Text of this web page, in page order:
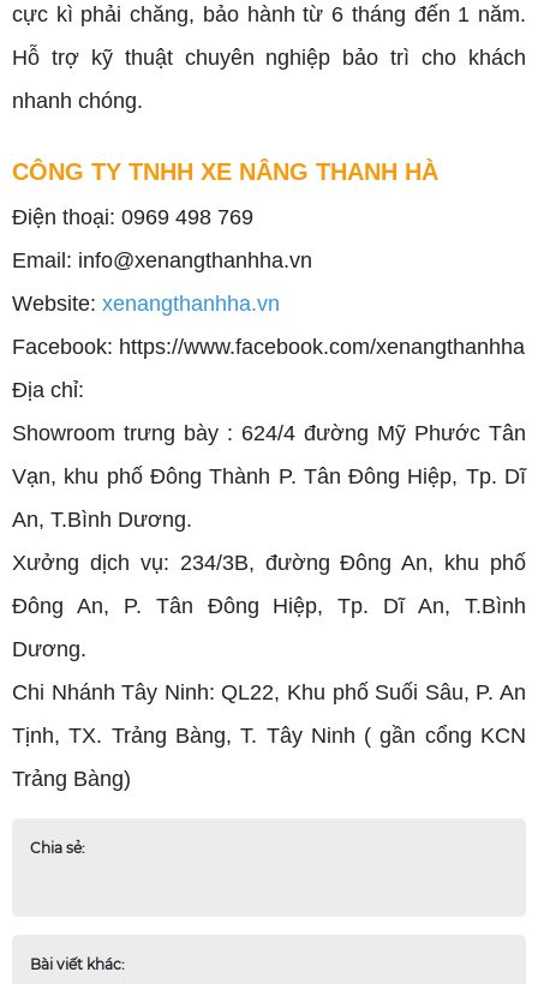
cực kì phải chăng, bảo hành từ 6 tháng đến 1 năm.
Hỗ trợ kỹ thuật chuyên nghiệp bảo trì cho khách
nhanh chóng.
CÔNG TY TNHH XE NÂNG THANH HÀ
Điện thoại: 0969 498 769
Email: info@xenangthanhha.vn
Website: xenangthanhha.vn
Facebook: https://www.facebook.com/xenangthanhha
Địa chỉ:
Showroom trưng bày : 624/4 đường Mỹ Phước Tân
Vạn, khu phố Đông Thành P. Tân Đông Hiệp, Tp. Dĩ
An, T.Bình Dương.
Xưởng dịch vụ: 234/3B, đường Đông An, khu phố
Đông An, P. Tân Đông Hiệp, Tp. Dĩ An, T.Bình
Dương.
Chi Nhánh Tây Ninh: QL22, Khu phố Suối Sâu, P. An
Tịnh, TX. Trảng Bàng, T. Tây Ninh ( gần cổng KCN
Trảng Bàng)
Chia sẻ:
Bài viết khác: